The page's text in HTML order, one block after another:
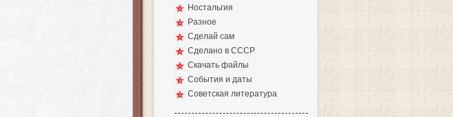
Ностальгия
Разное
Сделай сам
Сделано в СССР
Скачать файлы
События и даты
Советская литература